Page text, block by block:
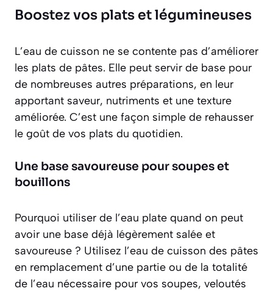
Boostez vos plats et légumineuses
L’eau de cuisson ne se contente pas d’améliorer
les plats de pâtes. Elle peut servir de base pour
de nombreuses autres préparations, en leur
apportant saveur, nutriments et une texture
améliorée. C’est une façon simple de rehausser
le goût de vos plats du quotidien.
Une base savoureuse pour soupes et
bouillons
Pourquoi utiliser de l’eau plate quand on peut
avoir une base déjà légèrement salée et
savoureuse ? Utilisez l’eau de cuisson des pâtes
en remplacement d’une partie ou de la totalité
de l’eau nécessaire pour vos soupes, veloutés